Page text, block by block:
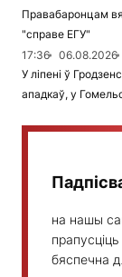
Правабаронцам
"справе ЕГУ"
17:36
06.08.2026
У ліпені ў
ападкаў, у
на нашы
бяспечна